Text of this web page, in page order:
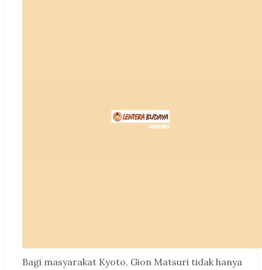
Bagi masyarakat Kyoto, Gion Matsuri tidak hanya